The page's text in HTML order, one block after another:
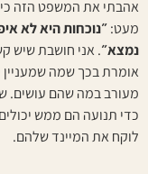
אהבתי את המשפט הזה כי
מעט:״נוכחות היא לא
נמצא״. אני חושבת שיש
אומרת בכך שמה
מעורב במה שהם עושים.
כדי תנועה הם ממש
לוקח את המיינד שלהם.